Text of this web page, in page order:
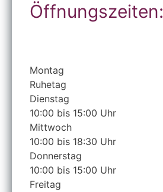
Öffnungszeiten:
Montag
Ruhetag
Dienstag
10:00 bis 15:00 Uhr
Mittwoch
10:00 bis 18:30 Uhr
Donnerstag
10:00 bis 15:00 Uhr
Freitag